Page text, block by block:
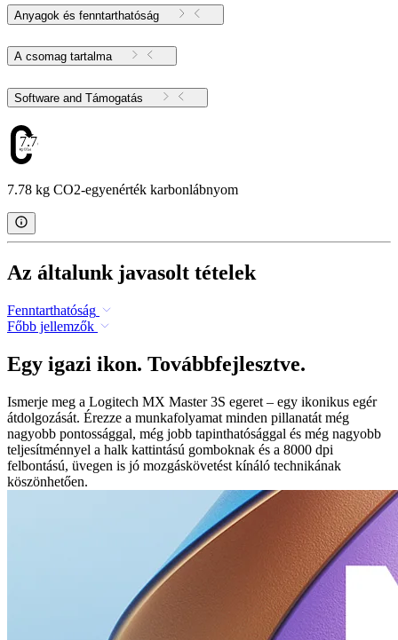
Anyagok és fenntarthatóság
A csomag tartalma
Software and Támogatás
7.78
7.78 kg CO2-egyenérték karbonlábnyom
Az általunk javasolt tételek
Fenntarthatóság
Főbb jellemzők
Egy igazi ikon. Továbbfejlesztve.
Ismerje meg a Logitech MX Master 3S egeret – egy ikonikus egér
átdolgozását. Érezze a munkafolyamat minden pillanatát még
nagyobb pontossággal, még jobb tapinthatósággal és még nagyobb
teljesítménnyel a halk kattintású gomboknak és a 8000 dpi
felbontású, üvegen is jó mozgáskövetést kínáló technikának
köszönhetően.